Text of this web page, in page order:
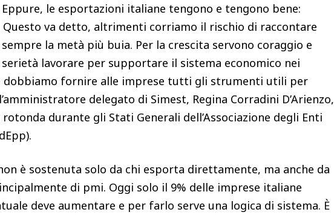
le esportazioni italiane tengono e tengono bene:
Questo va detto, altrimenti corriamo il rischio di raccontare
la metà più buia. Per la crescita servono coraggio e
lavorare per supportare il sistema economico nei
dobbiamo fornire alle imprese tutti gli strumenti utili per
delegato di Simest, Regina Corradini D’Arienzo,
durante gli Stati Generali dell’Associazione degli Enti
è sostenuta solo da chi esporta direttamente, ma anche da
di pmi. Oggi solo il 9% delle imprese italiane
deve aumentare e per farlo serve una logica di sistema. È